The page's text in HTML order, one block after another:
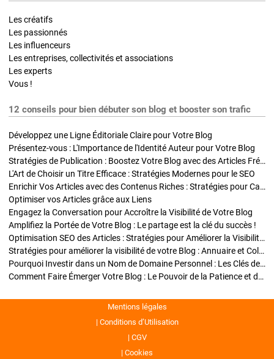
Les créatifs
Les passionnés
Les influenceurs
Les entreprises, collectivités et associations
Les experts
Vous !
12 conseils pour bien débuter son blog et booster son trafic
Développez une Ligne Éditoriale Claire pour Votre Blog
Présentez-vous : L'Importance de l'Identité Auteur pour Votre Blog
Stratégies de Publication : Boostez Votre Blog avec des Articles Fréquents et Exclusifs
L'Art de Choisir un Titre Efficace : Stratégies Modernes pour le SEO
Enrichir Vos Articles avec des Contenus Riches : Stratégies pour Captiver et Optimiser
Optimiser vos Articles grâce aux Liens
Engagez la Conversation pour Accroître la Visibilité de Votre Blog
Amplifiez la Portée de Votre Blog : Le partage est la clé du succès !
Optimisation SEO des Articles : Stratégies pour Améliorer la Visibilité de Votre Blog
Stratégies pour améliorer la visibilité de votre Blog : Annuaire et Collaborations
Pourquoi Investir dans un Nom de Domaine Personnel : Les Clés de la Réussite de Votre Blog
Comment Faire Émerger Votre Blog : Le Pouvoir de la Patience et de la Persévérance
Mentions légales
Conditions d’Utilisation
CGV
Cookies